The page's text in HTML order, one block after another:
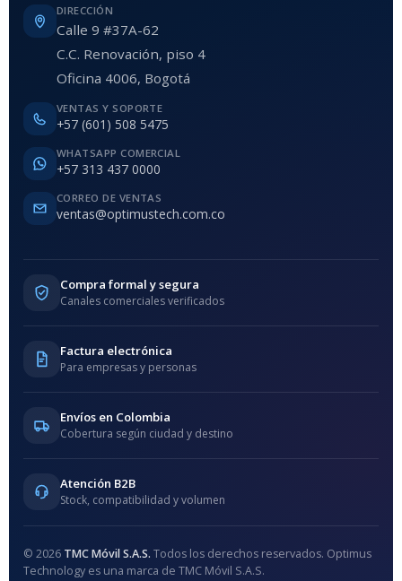
DIRECCIÓN
Calle 9 #37A-62
C.C. Renovación, piso 4
Oficina 4006, Bogotá
VENTAS Y SOPORTE
+57 (601) 508 5475
WHATSAPP COMERCIAL
+57 313 437 0000
CORREO DE VENTAS
ventas@optimustech.com.co
Compra formal y segura
Canales comerciales verificados
Factura electrónica
Para empresas y personas
Envíos en Colombia
Cobertura según ciudad y destino
Atención B2B
Stock, compatibilidad y volumen
© 2026 TMC Móvil S.A.S. Todos los derechos reservados. Optimus
Technology es una marca de TMC Móvil S.A.S.